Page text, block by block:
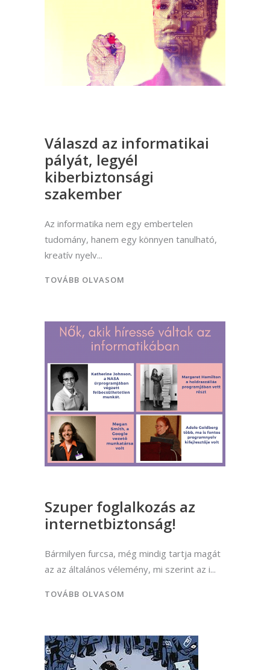
Válaszd az informatikai
pályát, legyél
kiberbiztonsági
szakember
Az informatika nem egy embertelen
tudomány, hanem egy könnyen tanulható,
kreatív nyelv
TOVÁBB OLVASOM
Szuper foglalkozás az
internetbiztonság!
Bármilyen furcsa, még mindig tartja magát
az az általános vélemény, mi szerint az i
TOVÁBB OLVASOM